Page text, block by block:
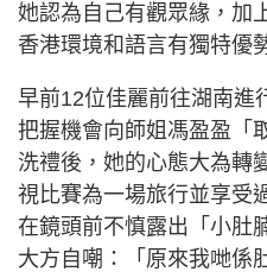
她認為自己有觀眾緣，加
香港環境和語言有獨特優
早前12位佳麗前往湖南進
把握機會向師姐馮盈盈「
洗禮後，她的心態大為轉
視比賽為一場旅行並享受
在鏡頭前不慎露出「小肚
大方自嘲：「原來我哋係